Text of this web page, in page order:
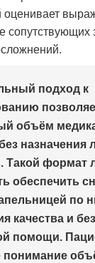
оценивает
сопутствующих
подход к
объём
назначения
Такой формат
обеспечить
по
качества и
помощи.
понимание